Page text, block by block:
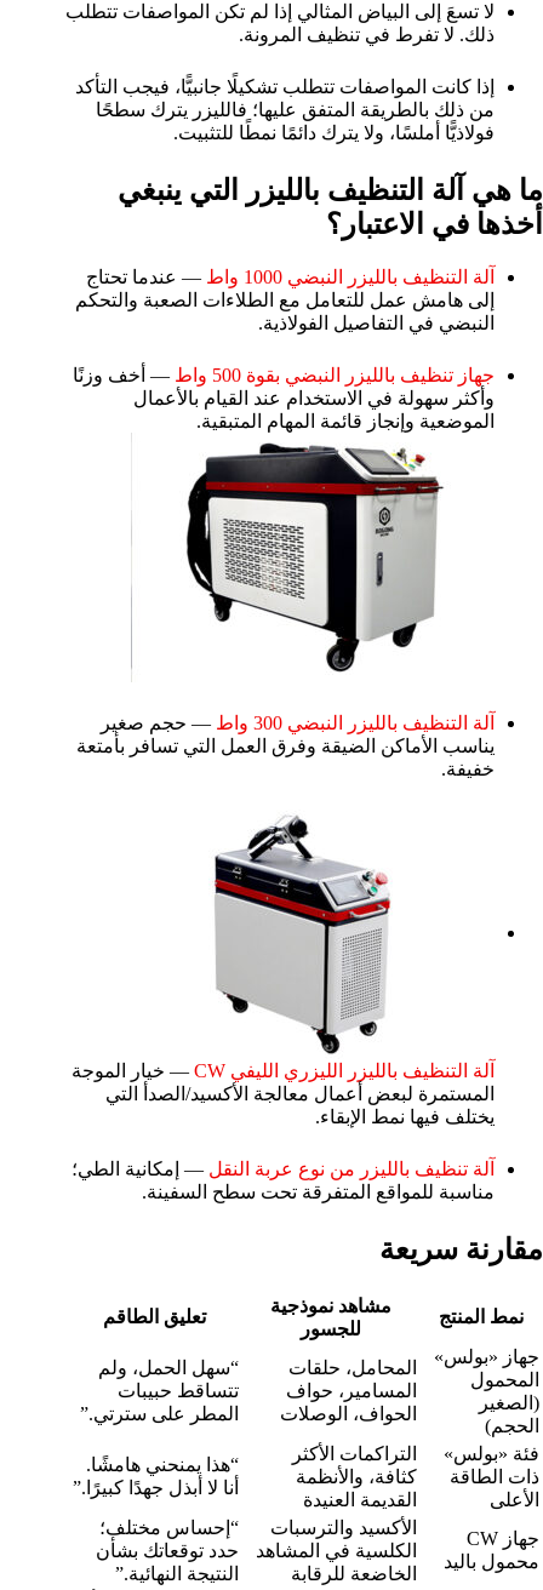
لا تسعَ إلى البياض المثالي إذا لم تكن المواصفات تتطلب
ذلك. لا تفرط في تنظيف المرونة.
إذا كانت المواصفات تتطلب تشكيلًا جانبيًّا، فيجب التأكد
من ذلك بالطريقة المتفق عليها؛ فالليزر يترك سطحًا
فولاذيًّا أملسًا، ولا يترك دائمًا نمطًا للتثبيت.
ما هي آلة التنظيف بالليزر التي ينبغي
أخذها في الاعتبار؟
آلة التنظيف بالليزر النبضي 1000 واط
— عندما تحتاج
إلى هامش عمل للتعامل مع الطلاءات الصعبة والتحكم
النبضي في التفاصيل الفولاذية.
جهاز تنظيف بالليزر النبضي بقوة 500 واط
— أخف وزنًا
وأكثر سهولة في الاستخدام عند القيام بالأعمال
الموضعية وإنجاز قائمة المهام المتبقية.
آلة التنظيف بالليزر النبضي 300 واط
— حجم صغير
يناسب الأماكن الضيقة وفرق العمل التي تسافر بأمتعة
خفيفة.
آلة التنظيف بالليزر الليزري الليفي CW
— خيار الموجة
المستمرة لبعض أعمال معالجة الأكسيد/الصدأ التي
يختلف فيها نمط الإبقاء.
آلة تنظيف بالليزر من نوع عربة النقل — إمكانية الطي؛
مناسبة للمواقع المتفرقة تحت سطح السفينة.
مقارنة سريعة
نمط المنتج
مشاهد نموذجية
للجسور
تعليق الطاقم
جهاز «بولس»
المحمول
(الصغير
الحجم)
المحامل، حلقات
المسامير، حواف
الحواف، الوصلات
“سهل الحمل، ولم
تتساقط حبيبات
المطر على سترتي.”
فئة «بولس»
ذات الطاقة
الأعلى
التراكمات الأكثر
كثافة، والأنظمة
القديمة العنيدة
“هذا يمنحني هامشًا.
أنا لا أبذل جهدًا كبيرًا.”
جهاز CW
محمول باليد
الأكسيد والترسبات
الكلسية في المشاهد
الخاضعة للرقابة
“إحساس مختلف؛
حدد توقعاتك بشأن
النتيجة النهائية.”